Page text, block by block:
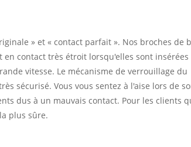
» et « contact parfait ». Nos broches de
contact très étroit lorsqu'elles sont insérées
vitesse. Le mécanisme de verrouillage du
sécurisé. Vous vous sentez à l'aise lors de
dus à un mauvais contact. Pour les clients
plus sûre.